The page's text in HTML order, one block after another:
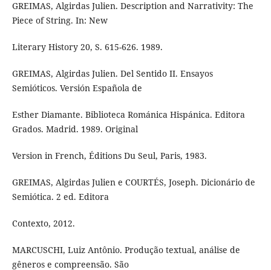
GREIMAS, Algirdas Julien. Description and Narrativity: The
Piece of String. In: New
Literary History 20, S. 615-626. 1989.
GREIMAS, Algirdas Julien. Del Sentido II. Ensayos
Semióticos. Versión Española de
Esther Diamante. Biblioteca Románica Hispánica. Editora
Grados. Madrid. 1989. Original
Version in French, Éditions Du Seul, Paris, 1983.
GREIMAS, Algirdas Julien e COURTÉS, Joseph. Dicionário de
Semiótica. 2 ed. Editora
Contexto, 2012.
MARCUSCHI, Luiz Antônio. Produção textual, análise de
gêneros e compreensão. São